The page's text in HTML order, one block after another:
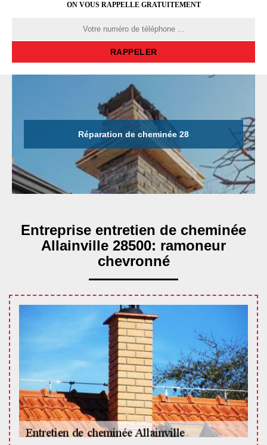
ON VOUS RAPPELLE GRATUITEMENT
Réparation de cheminée 28
Entreprise entretien de cheminée
Allainville 28500: ramoneur
chevronné